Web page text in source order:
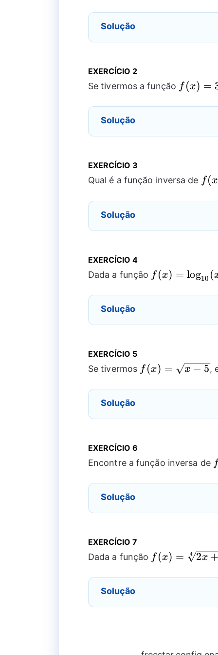
Solução
EXERCÍCIO 2
Se tivermos a função f (x) =
Solução
EXERCÍCIO 3
Qual é a função inversa de f (x
Solução
EXERCÍCIO 4
Dada a função f(x)=
f (x) = log10 (
Solução
EXERCÍCIO 5
Se tivermos f(x)=
f (x) = x − 5,
Solução
EXERCÍCIO 6
Encontre a função inversa de f
Solução
EXERCÍCIO 7
Dada a função f(x)
f (x) = 4 2x +
Solução